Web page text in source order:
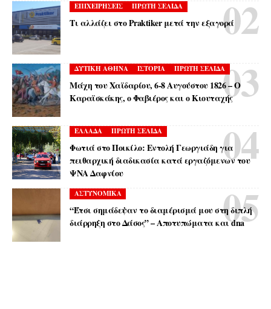
ΕΠΙΧΕΙΡΗΣΕΙΣ ΠΡΩΤΗ ΣΕΛΙΔΑ
Τι αλλάζει στο Praktiker μετά την εξαγορά
ΔΥΤΙΚΗ ΑΘΗΝΑ ΙΣΤΟΡΙΑ ΠΡΩΤΗ ΣΕΛΙΔΑ
Μάχη του Χαϊδαρίου, 6-8 Αυγούστου 1826 – Ο
Καραϊσκάκης, ο Φαβιέρος και ο Κιουταχής
ΕΛΛΑΔΑ ΠΡΩΤΗ ΣΕΛΙΔΑ
Φωτιά στο Ποικίλο: Εντολή Γεωργιάδη για
πειθαρχική διαδικασία κατά εργαζόμενων του
ΨΝΑ Δαφνίου
ΑΣΤΥΝΟΜΙΚΑ
“Έτσι σημάδεψαν το διαμέρισμά μου στη διπλή
διάρρηξη στο Δάσος” – Αποτυπώματα και dna